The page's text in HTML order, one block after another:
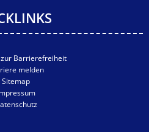
Barrierefreiheit
melden
Sitemap